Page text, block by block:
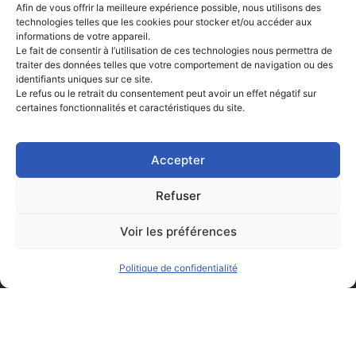
Afin de vous offrir la meilleure expérience possible, nous utilisons des
technologies telles que les cookies pour stocker et/ou accéder aux
informations de votre appareil.
Le fait de consentir à l’utilisation de ces technologies nous permettra de
traiter des données telles que votre comportement de navigation ou des
identifiants uniques sur ce site.
Le refus ou le retrait du consentement peut avoir un effet négatif sur
certaines fonctionnalités et caractéristiques du site.
Accepter
Refuser
Voir les préférences
Politique de confidentialité